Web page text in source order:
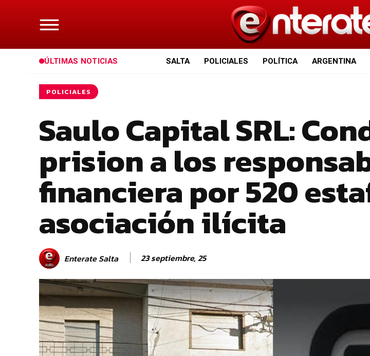
ÚLTIMAS NOTICIAS SALTA POLICIALES POLÍTICA ARGENTINA
POLICIALES
Saulo Capital SRL:
prision a los
financiera por 520
asociación ilícita
Enterate Salta 23 septiembre, 25